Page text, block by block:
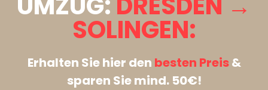
SOLINGEN:
Erhalten Sie hier den besten Preis&
sparen Sie mind. 50€!